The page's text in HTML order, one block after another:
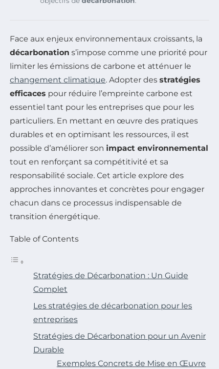
Face aux enjeux environnementaux croissants, la
décarbonation s’impose comme une priorité pour
limiter les émissions de carbone et atténuer le
changement climatique. Adopter des stratégies
efficaces pour réduire l’empreinte carbone est
essentiel tant pour les entreprises que pour les
particuliers. En mettant en œuvre des pratiques
durables et en optimisant les ressources, il est
possible d’améliorer son impact environnemental
tout en renforçant sa compétitivité et sa
responsabilité sociale. Cet article explore des
approches innovantes et concrètes pour engager
chacun dans ce processus indispensable de
transition énergétique.
Table of Contents
Stratégies de Décarbonation : Un Guide
Complet
Les stratégies de décarbonation pour les
entreprises
Stratégies de Décarbonation pour un Avenir
Durable
Exemples Concrets de Mise en Œuvre